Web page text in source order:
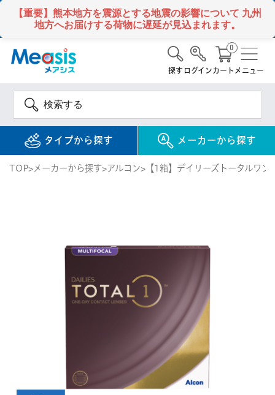
【重要】熊本地方を震源とする地震の影響について 九州
地方へお届けする荷物に遅延が見込まれます。
タイプから探す メーカーから探す
探す ログインカート
0
メニュー
2WEEK / 2週間 使い捨て
1MONTH / 1ヶ月 使い捨て
乱視用コンタクトレンズ
コンタクトレンズ
コンタクトレンズ
クーパービジョン ボシュロム
シード
検 索
MYコンタクト（らくらく再購入）
はじめての方へ
TOP メーカーから探す アルコン 【1箱】デイリーズトータルワ